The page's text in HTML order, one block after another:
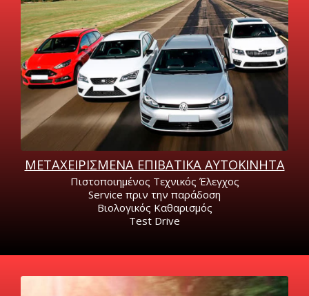
ΕΠΙΛΕΞΤΕ ΑΥΤΟΚΙΝΗΤΟ
ΜΕΤΑΧΕΙΡΙΣΜΕΝΑ ΕΠΙΒΑΤΙΚΑ AYTOKINHTA
Πιστοποιημένος Τεχνικός Έλεγχος
Service πριν την παράδοση
Βιολογικός Καθαρισμός
Test Drive